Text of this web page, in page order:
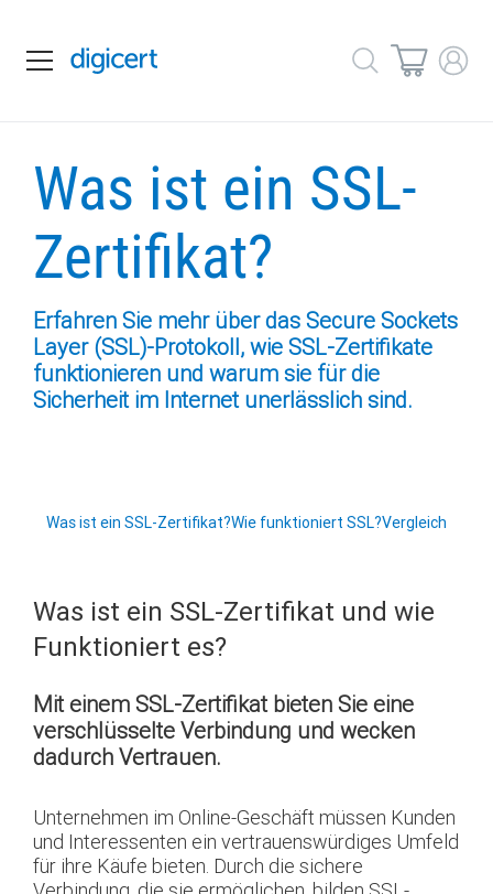
Was ist ein SSL-
Zertifikat?
Erfahren Sie mehr über das Secure Sockets
Layer (SSL)-Protokoll, wie SSL-Zertifikate
funktionieren und warum sie für die
Sicherheit im Internet unerlässlich sind.
Was ist ein SSL-Zertifikat?Wie funktioniert SSL?Vergleich
Was ist ein SSL-Zertifikat und wie
Funktioniert es?
Mit einem SSL-Zertifikat bieten Sie eine
verschlüsselte Verbindung und wecken
dadurch Vertrauen.
Unternehmen im Online-Geschäft müssen Kunden
und Interessenten ein vertrauenswürdiges Umfeld
für ihre Käufe bieten. Durch die sichere